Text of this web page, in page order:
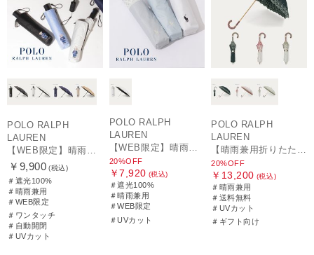
POLO RALPH
LAUREN
【WEB限定】晴雨兼用自動開閉日傘 ポロ ラルフ ローレン（POLO RALPH LAUREN）ベア 遮光100 UV100 ワンタッチ開閉
￥9,900 (税込)
＃遮光100%
＃晴雨兼用
＃WEB限定
＃ワンタッチ
＃自動開閉
＃UVカット
POLO RALPH
LAUREN
【WEB限定】晴雨兼用折りたたみ日傘 ポロ ラルフ ローレン（POLO RALPH LAUREN）シャンブレーレース 遮光100 UV100
20%OFF
￥7,920 (税込)
＃遮光100%
＃晴雨兼用
＃WEB限定
＃UVカット
POLO RALPH
LAUREN
【晴雨兼用折りたたみ日傘】ポロ ラルフ ローレン (POLO RALPH LAUREN) フローラル刺繍 遮光 遮熱 UV
20%OFF
￥13,200 (税込)
＃晴雨兼用
＃送料無料
＃UVカット
＃ギフト向け